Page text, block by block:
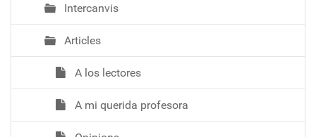
Intercanvis
Articles
A los lectores
A mi querida profesora